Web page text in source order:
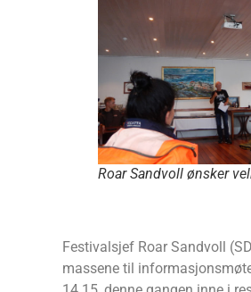
Roar Sandvoll ønsker
Festivalsjef Roar Sandvoll
massene til